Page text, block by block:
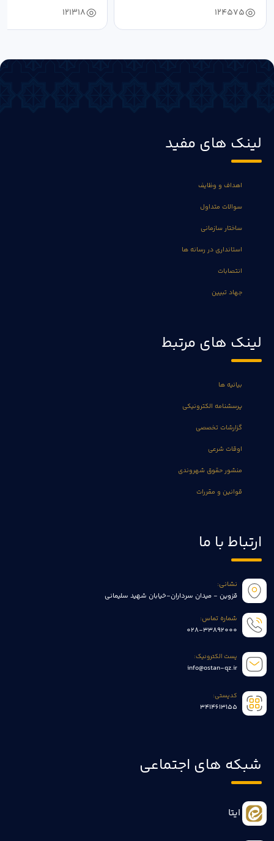
124575
121318
لینک های مفید
اهداف و وظایف
سوالات متداول
ساختار سازمانی
استانداری در رسانه ها
انتصابات
جهاد تبیین
لینک های مرتبط
بیانیه ها
پرسشنامه الکترونیکی
گزارشات تخصصی
اوقات شرعی
منشور حقوق شهروندی
قوانین و مقررات
ارتباط با ما
نشانی:
قزوین - میدان سرداران-خیابان شهید سلیمانی
شماره تماس:
028-33892000
پست الکترونیک:
info@ostan-qz.ir
کدپستی:
3414613155
شبکه های اجتماعی
ایتا